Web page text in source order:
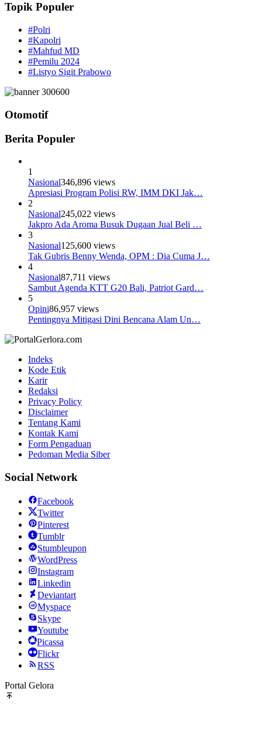
Topik Populer
#Polri
#Kapolri
#Mahfud MD
#Pemilu 2024
#Listyo Sigit Prabowo
Otomotif
Berita Populer
1
Nasional346,896 views
Apresiasi Program Polisi RW, IMM DKI Jak…
2
Nasional245,022 views
Jakpro Ada Aroma Busuk Dugaan Jual Beli …
3
Nasional125,600 views
Tak Gubris Benny Wenda, OPM : Dia Cuma J…
4
Nasional87,711 views
Sambut Agenda KTT G20 Bali, Patriot Gard…
5
Opini86,957 views
Pentingnya Mitigasi Dini Bencana Alam Un…
Indeks
Kode Etik
Karir
Redaksi
Privacy Policy
Disclaimer
Tentang Kami
Kontak Kami
Form Pengaduan
Pedoman Media Siber
Social Network
Facebook
Twitter
Pinterest
Tumblr
Stumbleupon
WordPress
Instagram
Linkedin
Deviantart
Myspace
Skype
Youtube
Picassa
Flickr
RSS
Portal Gelora